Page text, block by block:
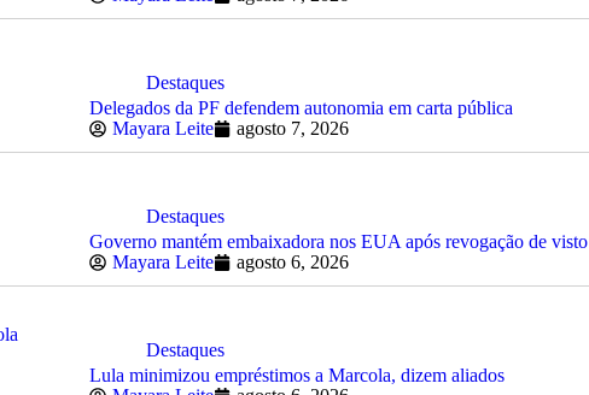
Destaques
Delegados da PF defendem autonomia em carta pública
Mayara Leite
agosto 7, 2026
Destaques
Governo mantém embaixadora nos EUA após revogação de visto
Mayara Leite
agosto 6, 2026
Destaques
Lula minimizou empréstimos a Marcola, dizem aliados